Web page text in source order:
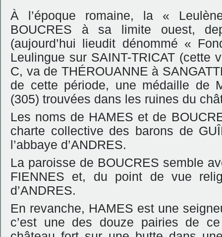
À l’époque romaine, la «
BOUCRES à sa limite ouest,
(aujourd’hui lieudit dénommé «
Leulingue sur SAINT-TRICAT (cette
C, va de THÉROUANNE à
de cette période, une médaille de
(305) trouvées dans les ruines du
Les noms de HAMES et de
charte collective des barons de
l’abbaye d’ANDRES.
La paroisse de BOUCRES semble
FIENNES et, du point de vue
d’ANDRES.
En revanche, HAMES est une
c’est une des douze pairies de